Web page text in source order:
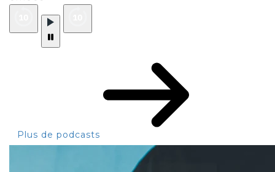
Plus de podcasts